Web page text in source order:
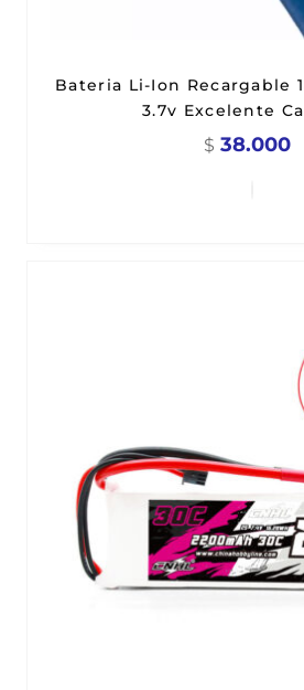
Bateria Li-Ion Recargable
3.7v Excelente
$ 38.000